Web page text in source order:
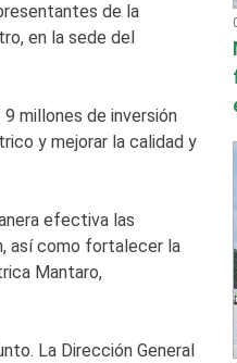
de la
en la sede del
millones de inversión
y mejorar la calidad y
efectiva las
así como fortalecer la
Mantaro,
La Dirección General